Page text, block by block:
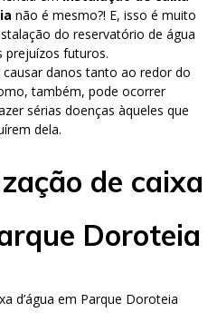
não é mesmo?! E, isso é muito
do reservatório de água
prejuízos futuros.
danos tanto ao redor do
também, pode ocorrer
sérias doenças àqueles que
dela.
de caixa
Doroteia
d’água em Parque Doroteia